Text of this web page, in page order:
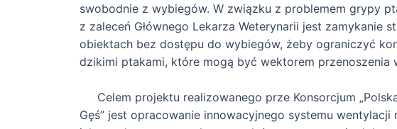
swobodnie z wybiegów. W związku z problemem grypy
z zaleceń Głównego Lekarza Weterynarii jest zamykanie
obiektach bez dostępu do wybiegów, żeby ograniczyć
dzikimi ptakami, które mogą być wektorem przenoszenia
Celem projektu realizowanego prze Konsorcjum
Gęś” jest opracowanie innowacyjnego systemu wentylacji